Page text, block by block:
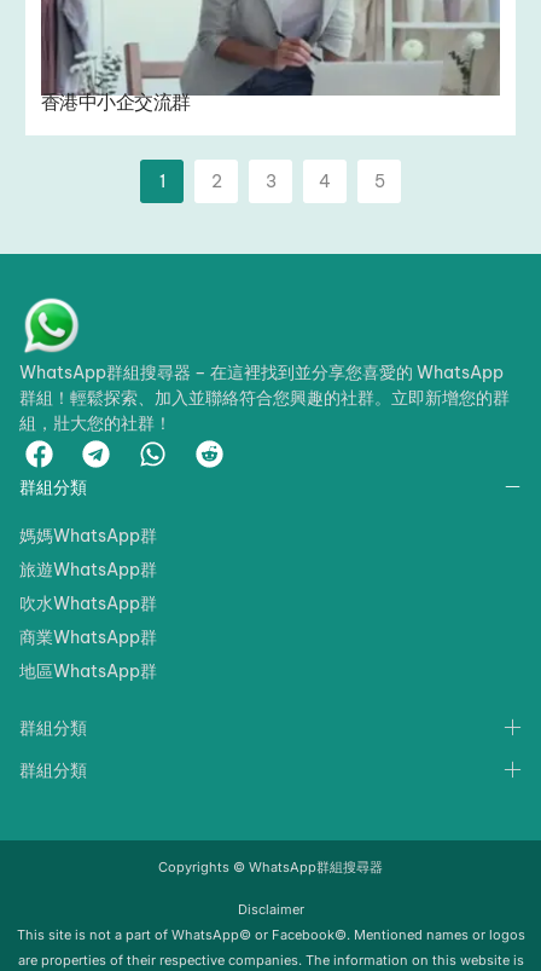
香港中小企交流群
1 2 3 4 5
WhatsApp群組搜尋器 – 在這裡找到並分享您喜愛的 WhatsApp
群組！輕鬆探索、加入並聯絡符合您興趣的社群。立即新增您的群
組，壯大您的社群！
群組分類
媽媽WhatsApp群
旅遊WhatsApp群
吹水WhatsApp群
商業WhatsApp群
地區WhatsApp群
群組分類
群組分類
Copyrights © WhatsApp群組搜尋器
Disclaimer
‍‍This site is not a part of WhatsApp© or Facebook©. Mentioned names or logos
are properties of their respective companies. The information on this website is